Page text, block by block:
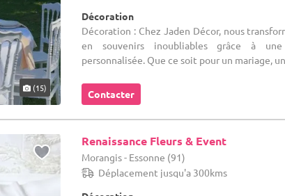
(15)
Décoration
Décoration : Chez Jaden Décor, nous
en souvenirs inoubliables grâce à
personnalisée. Que ce soit pour un mariage,
Contacter
Renaissance Fleurs & Event
Morangis - Essonne (91)
Déplacement jusqu'a 300kms